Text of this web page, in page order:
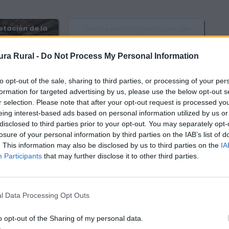
Rural - Do Not Process My Personal Information
opt-out of the sale, sharing to third parties, or processing of your
for targeted advertising by us, please use the below opt-out
selection. Please note that after your opt-out request is processed
interest-based ads based on personal information utilized by us
to third parties prior to your opt-out. You may separately
of your personal information by third parties on the IAB’s list of
This information may also be disclosed by us to third parties on the
Participants that may further disclose it to other third parties.
Data Processing Opt Outs
opt-out of the Sharing of my personal data.
de la
y Museo
Sos
Carnaval de Ánimas
sobre el
Cueva de
Ibor
Centro de Recepción de
Visitantes del Geoparque
Villuercas Ibores Jara
Cañamero
Humilladero
de
Real Monasterio y Santuario de